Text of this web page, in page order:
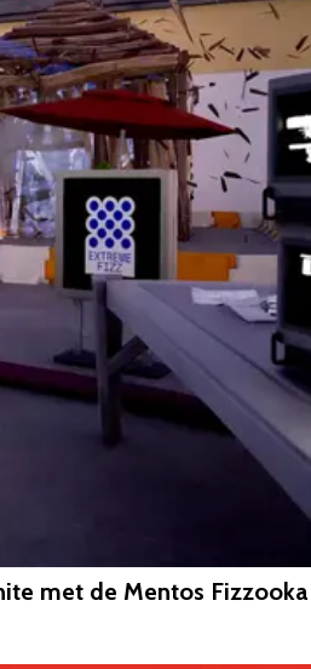
met de Mentos Fizzooka